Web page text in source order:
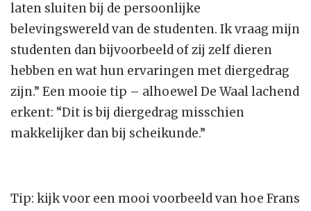
laten sluiten bij de persoonlijke
belevingswereld van de studenten. Ik vraag mijn
studenten dan bijvoorbeeld of zij zelf dieren
hebben en wat hun ervaringen met diergedrag
zijn.” Een mooie tip – alhoewel De Waal lachend
erkent: “Dit is bij diergedrag misschien
makkelijker dan bij scheikunde.”
Tip: kijk voor een mooi voorbeeld van hoe Frans